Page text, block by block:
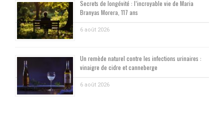
Secrets de longévité : l’incroyable vie de Maria
Branyas Morera, 117 ans
6 août 2026
Un remède naturel contre les infections urinaires :
vinaigre de cidre et canneberge
6 août 2026